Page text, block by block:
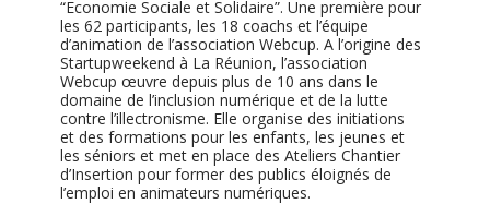
“Economie Sociale et Solidaire”. Une première pour
les 62 participants, les 18 coachs et l’équipe
d’animation de l’association Webcup. A l’origine des
Startupweekend à La Réunion, l’association
Webcup œuvre depuis plus de 10 ans dans le
domaine de l’inclusion numérique et de la lutte
contre l’illectronisme. Elle organise des initiations
et des formations pour les enfants, les jeunes et
les séniors et met en place des Ateliers Chantier
d’Insertion pour former des publics éloignés de
l’emploi en animateurs numériques.